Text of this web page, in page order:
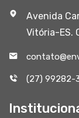
Avenida
Vitória-ES.
(27) 99282-